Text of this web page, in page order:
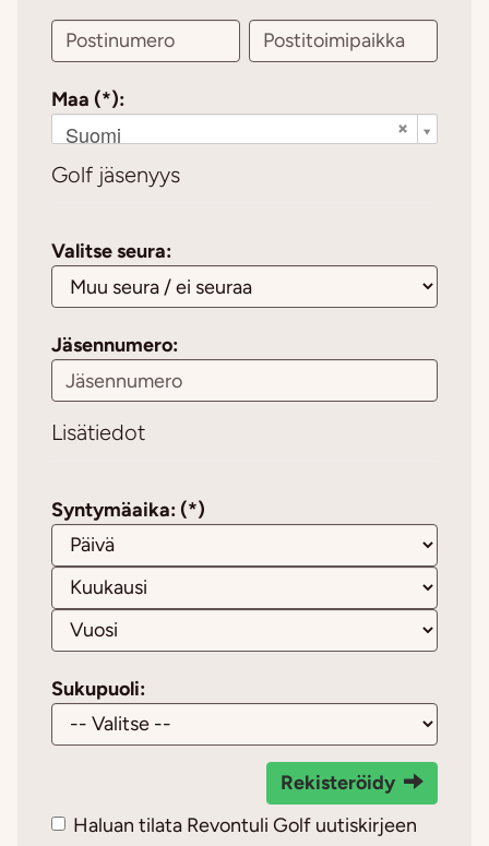
Maa (*):
Suomi
Golf jäsenyys
Valitse seura:
Jäsennumero:
Lisätiedot
Syntymäaika: (*)
Sukupuoli:
Rekisteröidy
Haluan tilata Revontuli Golf uutiskirjeen